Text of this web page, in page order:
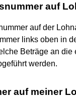
auf
auf der
links oben in
Beträge an
werden.
auf meiner